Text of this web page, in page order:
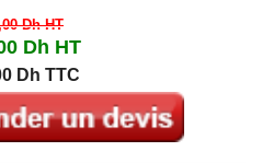
DhHT
Dh HT
Dh TTC